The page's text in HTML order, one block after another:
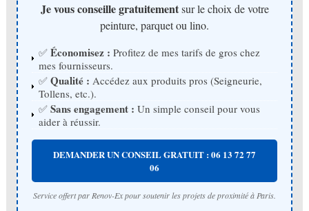
Je vous conseille gratuitementsur le choix de votre
peinture, parquet ou lino.
✅ Économisez : Profitez de mes tarifs de gros chez
mes fournisseurs.
✅ Qualité : Accédez aux produits pros (Seigneurie,
Tollens, etc.).
✅ Sans engagement : Un simple conseil pour vous
aider à réussir.
DEMANDER UN CONSEIL GRATUIT : 06 13 72 77
06
Service offert par Renov-Ex pour soutenir les projets de proximité à Paris.